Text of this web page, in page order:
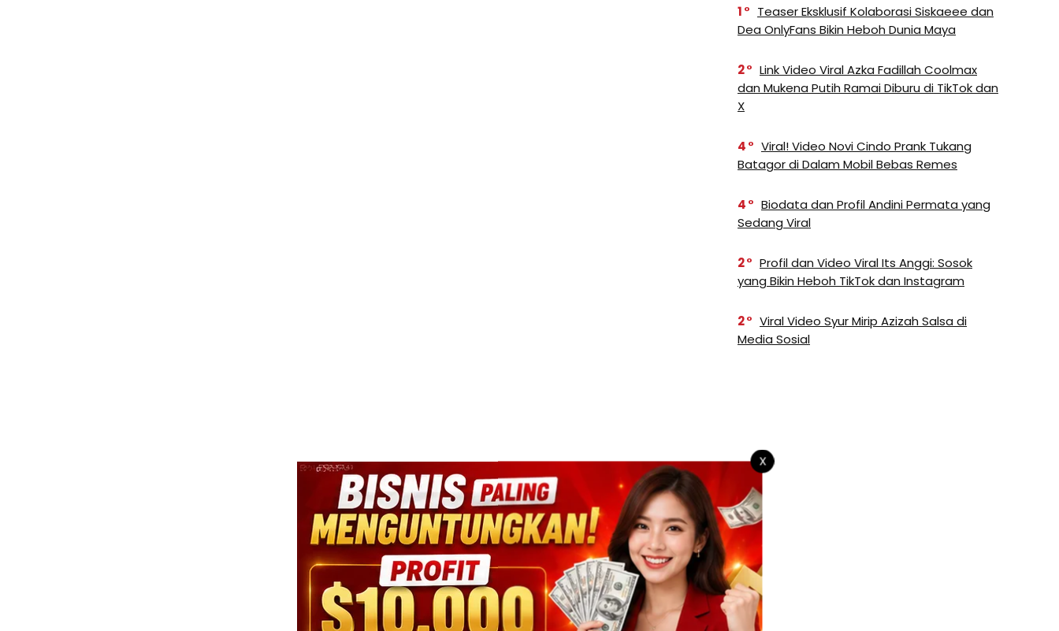
1
Teaser Eksklusif Kolaborasi Siskaeee dan
Dea OnlyFans Bikin Heboh Dunia Maya
2
Link Video Viral Azka Fadillah Coolmax
dan Mukena Putih Ramai Diburu di TikTok dan
X
4
Viral! Video Novi Cindo Prank Tukang
Batagor di Dalam Mobil Bebas Remes
4
Biodata dan Profil Andini Permata yang
Sedang Viral
2
Profil dan Video Viral Its Anggi: Sosok
yang Bikin Heboh TikTok dan Instagram
2
Viral Video Syur Mirip Azizah Salsa di
Media Sosial
X